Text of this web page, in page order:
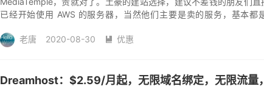
已经开始使用 AWS 的服务器，当然他们主要是卖的服务，基本都
老唐 2020-08-30  优惠
Dreamhost：$2.59/月起，无限域名绑定，无限流量